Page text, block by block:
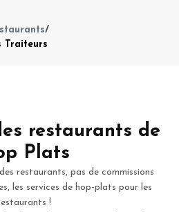
/
Traiteurs
restaurants de
Plats
restaurants, pas de commissions
les services de hop-plats pour les
!